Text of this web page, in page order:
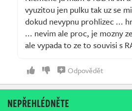
vyuzitou jen pulku tak uz se
dokud nevypnu prohlizec ...
... nevim ale proc, je mozny
ale vypada to ze to souvisi s
Odpovědět
NEPŘEHLÉDNĚTE